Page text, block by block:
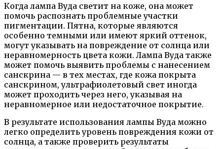
Когда лампа Вуда светит на коже, она может
помочь распознать проблемные участки
пигментации. Пятна, которые являются
особенно темными или имеют яркий оттенок,
могут указывать на повреждение от солнца или
неравномерность цвета кожи. Лампа Вуда также
может помочь выявить проблемы с нанесением
санскрина — в тех местах, где кожа покрыта
санскрином, ультрафиолетовый свет иногда
может проходить через него, указывая на
неравномерное или недостаточное покрытие.
В результате использования лампы Вуда можно
легко определить уровень повреждения кожи от
солнца, а также проверить результаты